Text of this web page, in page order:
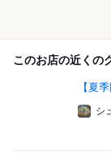
このお店の近くの
【夏
シ